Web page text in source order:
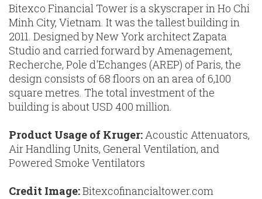
Bitexco Financial Tower is a skyscraper in Ho Chi
Minh City, Vietnam. It was the tallest building in
2011. Designed by New York architect Zapata
Studio and carried forward by Amenagement,
Recherche, Pole d'Echanges (AREP) of Paris, the
design consists of 68 floors on an area of 6,100
square metres. The total investment of the
building is about USD 400 million.
Product Usage of Kruger: Acoustic Attenuators,
Air Handling Units, General Ventilation, and
Powered Smoke Ventilators
Credit Image:Bitexcofinancialtower.com